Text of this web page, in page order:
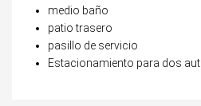
medio baño
patio trasero
pasillo de servicio
Estacionamiento para dos